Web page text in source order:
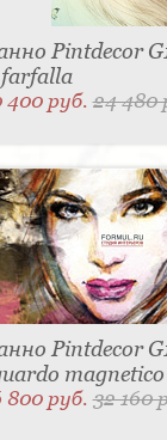
Pintdecor
400 руб.24 480
Pintdecor
magnetico
800 руб.32 160